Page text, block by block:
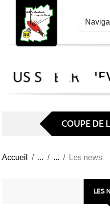
COUPE DE
Accueil Les news
LES
Panneau de gestion des cookies